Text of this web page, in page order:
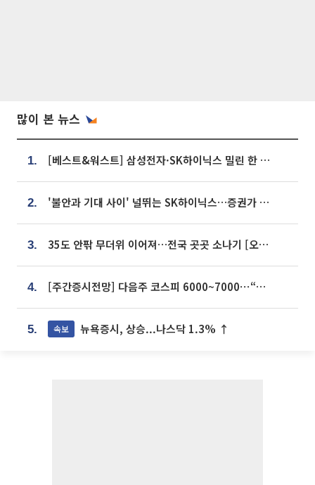
많이 본 뉴스
1. [베스트&워스트] 삼성전자·SK하이닉스 밀린 한 주…상상인증권은 85% 급등
2. '불안과 기대 사이' 널뛰는 SK하이닉스…증권가 "HBM4·LTA 기반 펀터멘털 견고"
3. 35도 안팎 무더위 이어져…전국 곳곳 소나기 [오늘 날씨]
4. [주간증시전망] 다음주 코스피 6000~7000⋯“外人 수급은 정책이 변수”
5. 속보 뉴욕증시, 상승...나스닥 1.3% ↑